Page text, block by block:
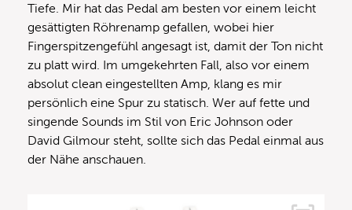
Tiefe. Mir hat das Pedal am besten vor einem leicht
gesättigten Röhrenamp gefallen, wobei hier
Fingerspitzengefühl angesagt ist, damit der Ton nicht
zu platt wird. Im umgekehrten Fall, also vor einem
absolut clean eingestellten Amp, klang es mir
persönlich eine Spur zu statisch. Wer auf fette und
singende Sounds im Stil von Eric Johnson oder
David Gilmour steht, sollte sich das Pedal einmal aus
der Nähe anschauen.